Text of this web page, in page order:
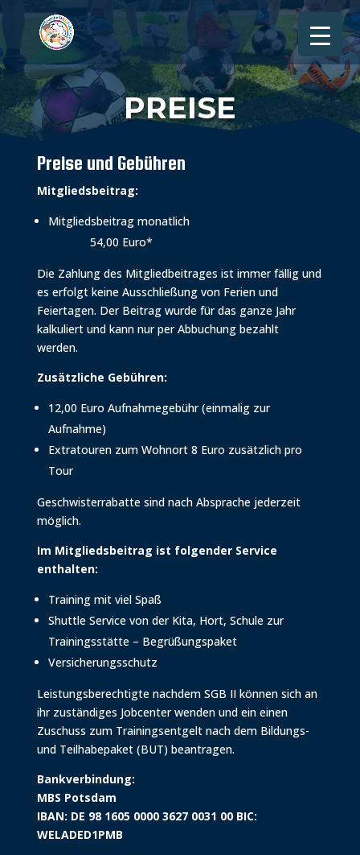
PREISE
Preise und Gebühren
Mitgliedsbeitrag:
Mitgliedsbeitrag monatlich
54,00 Euro*
Die Zahlung des Mitgliedbeitrages ist immer fällig und
es erfolgt keine Ausschließung von Ferien und
Feiertagen. Der Beitrag wurde für das ganze Jahr
kalkuliert und kann nur per Abbuchung bezahlt
werden.
Zusätzliche Gebühren:
12,00 Euro Aufnahmegebühr (einmalig zur
Aufnahme)
Extratouren zum Wohnort 8 Euro zusätzlich pro
Tour
Geschwisterrabatte sind nach Absprache jederzeit
möglich.
Im Mitgliedsbeitrag ist folgender Service
enthalten:
Training mit viel Spaß
Shuttle Service von der Kita, Hort, Schule zur
Trainingsstätte – Begrüßungspaket
Versicherungsschutz
Leistungsberechtigte nachdem SGB II können sich an
ihr zuständiges Jobcenter wenden und ein einen
Zuschuss zum Trainingsentgelt nach dem Bildungs-
und Teilhabepaket (BUT) beantragen.
Bankverbindung:
MBS Potsdam
IBAN: DE 98 1605 0000 3627 0031 00 BIC:
WELADED1PMB